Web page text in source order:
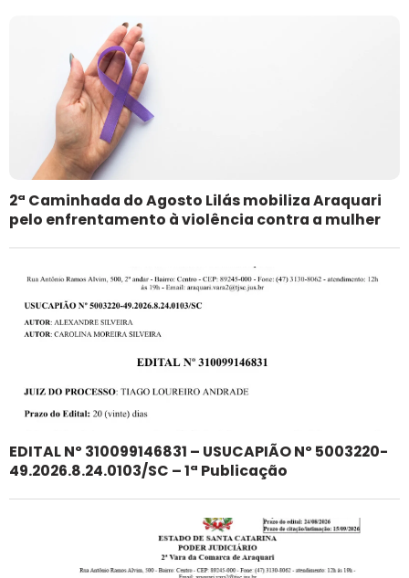
2ª Caminhada do Agosto Lilás mobiliza Araquari
pelo enfrentamento à violência contra a mulher
EDITAL Nº 310099146831 – USUCAPIÃO Nº 5003220-
49.2026.8.24.0103/SC – 1ª Publicação